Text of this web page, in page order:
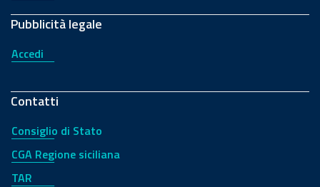
Pubblicità legale
Accedi
Contatti
Consiglio di Stato
CGA Regione siciliana
TAR